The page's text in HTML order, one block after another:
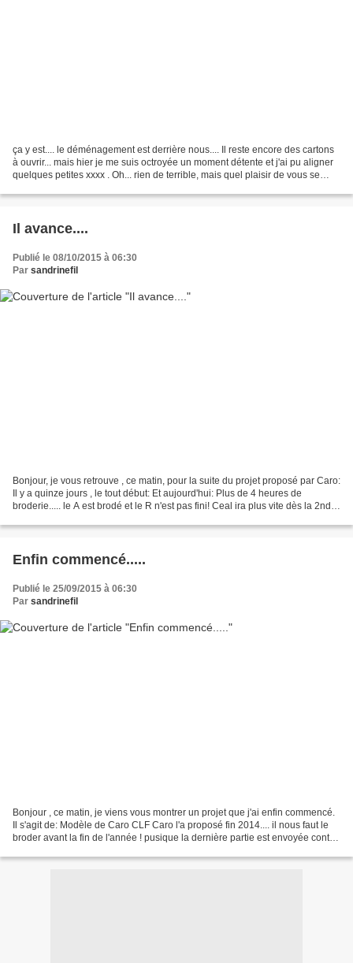
ça y est.... le déménagement est derrière nous.... Il reste encore des cartons
à ouvrir... mais hier je me suis octroyée un moment détente et j'ai pu aligner
quelques petites xxxx . Oh... rien de terrible, mais quel plaisir de vous se
Il avance....
Publié le 08/10/2015 à 06:30
Par sandrinefil
Bonjour, je vous retrouve , ce matin, pour la suite du projet proposé par Caro:
Il y a quinze jours , le tout début: Et aujourd'hui: Plus de 4 heures de
broderie..... le A est brodé et le R n'est pas fini! Ceal ira plus vite dès la 2nde
Enfin commencé.....
Publié le 25/09/2015 à 06:30
Par sandrinefil
Bonjour , ce matin, je viens vous montrer un projet que j'ai enfin commencé.
Il s'agit de: Modèle de Caro CLF Caro l'a proposé fin 2014.... il nous faut le
broder avant la fin de l'année ! pusique la dernière partie est envoyée contre